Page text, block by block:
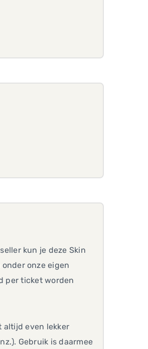
kun je deze Skin
onze eigen
per ticket worden
altijd even lekker
Gebruik is daarmee